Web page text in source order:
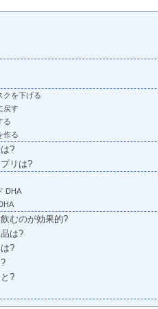
クを下げる
戻す
る
作る
?
リは?
DHA
むのが効果的?
は?
?
?